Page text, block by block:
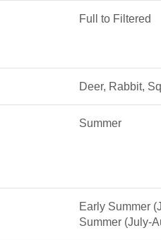
Full to Filtered
Deer, Rabbit,
Summer
Early Summer
Summer (July-